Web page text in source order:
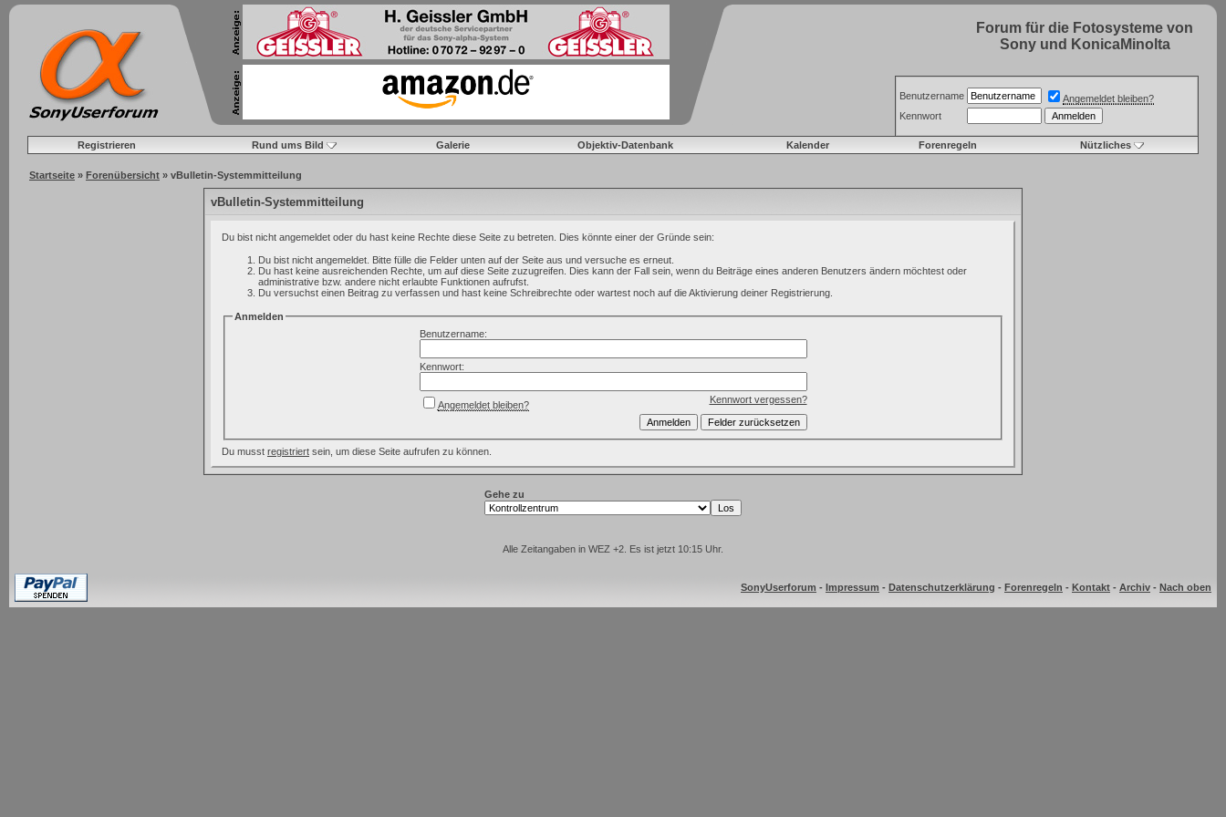
Forum für die Fotosysteme von
Sony und KonicaMinolta
Benutzername
Angemeldet bleiben?
Kennwort
Registrieren Rund ums Bild Galerie Objektiv-Datenbank Kalender Forenregeln Nützliches
Startseite » Forenübersicht » vBulletin-Systemmitteilung
vBulletin-Systemmitteilung
Du bist nicht angemeldet oder du hast keine Rechte diese Seite zu betreten. Dies könnte einer der Gründe sein:
Du bist nicht angemeldet. Bitte fülle die Felder unten auf der Seite aus und versuche es erneut.
Du hast keine ausreichenden Rechte, um auf diese Seite zuzugreifen. Dies kann der Fall sein, wenn du Beiträge eines anderen Benutzers ändern möchtest oder
administrative bzw. andere nicht erlaubte Funktionen aufrufst.
Du versuchst einen Beitrag zu verfassen und hast keine Schreibrechte oder wartest noch auf die Aktivierung deiner Registrierung.
Anmelden
Benutzername:
Kennwort:
Kennwort vergessen?
Angemeldet bleiben?
Du musst registriert sein, um diese Seite aufrufen zu können.
Gehe zu
Alle Zeitangaben in WEZ +2. Es ist jetzt 10:15 Uhr.
SonyUserforum - Impressum - Datenschutzerklärung - Forenregeln - Kontakt - Archiv - Nach oben